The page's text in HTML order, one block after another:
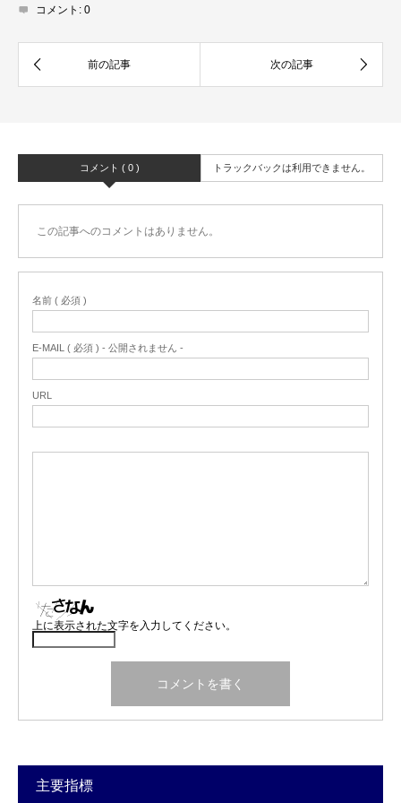
コメント: 0
コメント ( 0 ) トラックバックは利用できません。
この記事へのコメントはありません。
名前 ( 必須 )
E-MAIL ( 必須 ) - 公開されません -
URL
上に表示された文字を入力してください。
主要指標